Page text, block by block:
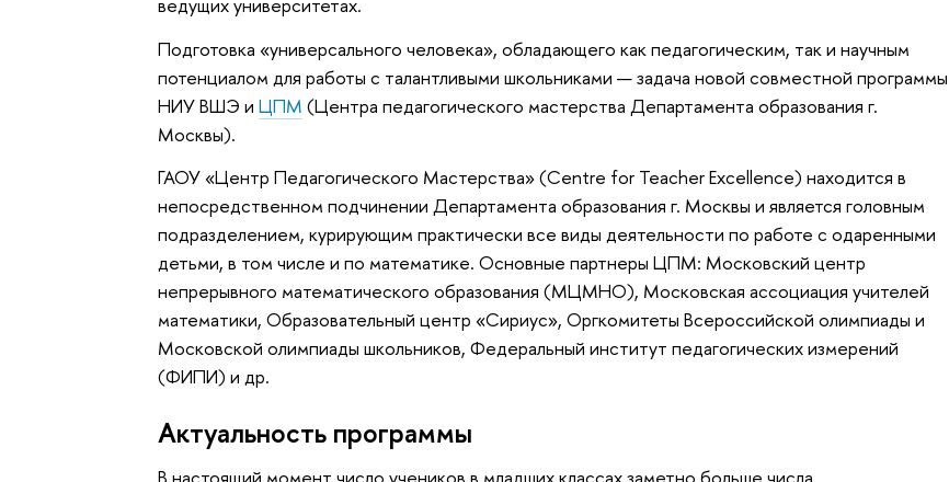
Подготовка «универсального человека», обладающего как педагогическим, так и научным
потенциалом для работы с талантливыми школьниками—задача новой совместной программы
НИУ ВШЭ иЦПМ (Центра педагогического мастерства Департамента образования г.
Москвы).
ГАОУ «Центр Педагогического Мастерства» (Centre for Teacher Excellence) находится в
непосредственном подчинении Департамента образования г. Москвы и является головным
подразделением, курирующим практически все виды деятельности по работе с одаренными
детьми, в том числе и по математике. Основные партнеры ЦПМ: Московский центр
непрерывного математического образования (МЦМНО), Московская ассоциация учителей
математики, Образовательный центр «Сириус», Оргкомитеты Всероссийской олимпиады и
Московской олимпиады школьников, Федеральный институт педагогических измерений
(ФИПИ) и др.
Актуальность программы